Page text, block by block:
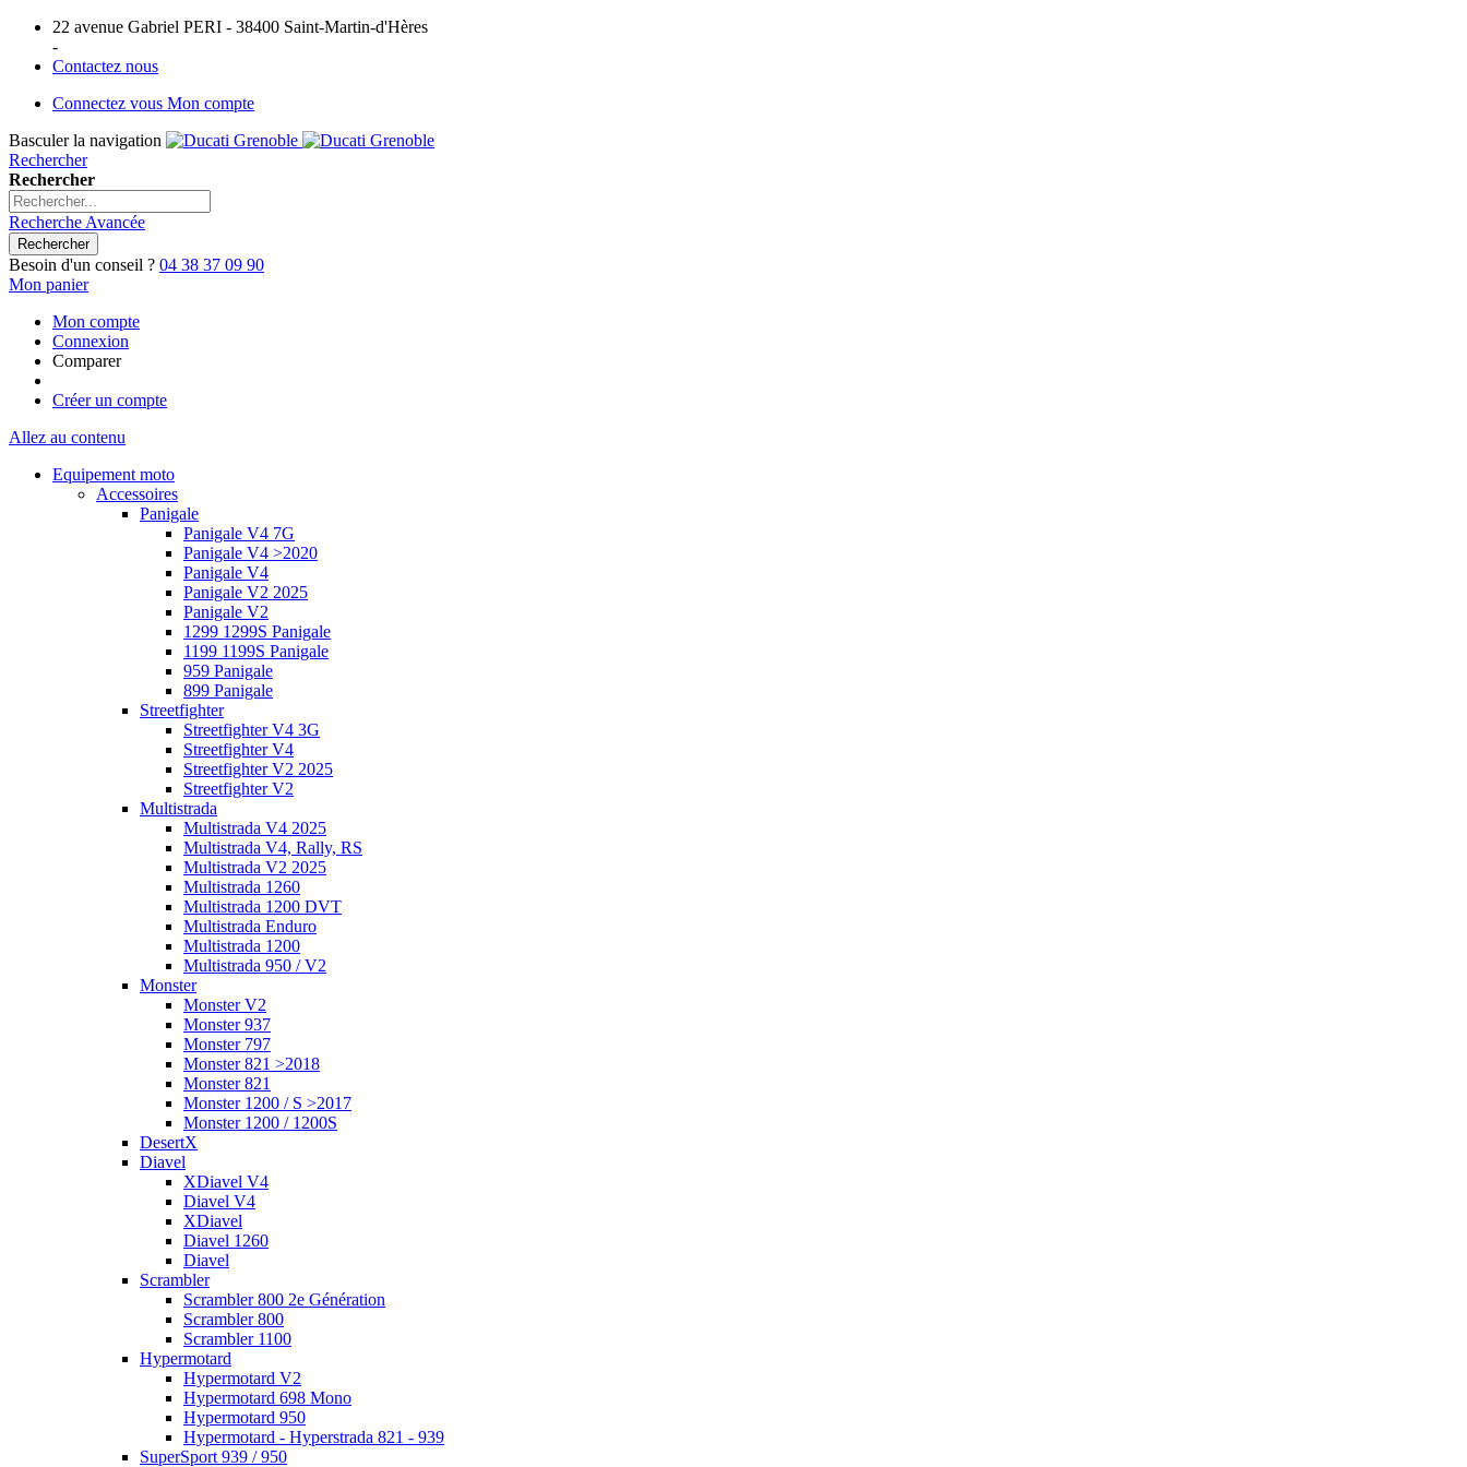
22 avenue Gabriel PERI - 38400 Saint-Martin-d'Hères
-
Contactez nous
Connectez vous Mon compte
Basculer la navigation
Rechercher
Rechercher
Recherche Avancée
Rechercher
Besoin d'un conseil ? 04 38 37 09 90
Mon panier
Mon compte
Connexion
Comparer
Créer un compte
Allez au contenu
Equipement moto
Accessoires
Panigale
Panigale V4 7G
Panigale V4 >2020
Panigale V4
Panigale V2 2025
Panigale V2
1299 1299S Panigale
1199 1199S Panigale
959 Panigale
899 Panigale
Streetfighter
Streetfighter V4 3G
Streetfighter V4
Streetfighter V2 2025
Streetfighter V2
Multistrada
Multistrada V4 2025
Multistrada V4, Rally, RS
Multistrada V2 2025
Multistrada 1260
Multistrada 1200 DVT
Multistrada Enduro
Multistrada 1200
Multistrada 950 / V2
Monster
Monster V2
Monster 937
Monster 797
Monster 821 >2018
Monster 821
Monster 1200 / S >2017
Monster 1200 / 1200S
DesertX
Diavel
XDiavel V4
Diavel V4
XDiavel
Diavel 1260
Diavel
Scrambler
Scrambler 800 2e Génération
Scrambler 800
Scrambler 1100
Hypermotard
Hypermotard V2
Hypermotard 698 Mono
Hypermotard 950
Hypermotard - Hyperstrada 821 - 939
SuperSport 939 / 950